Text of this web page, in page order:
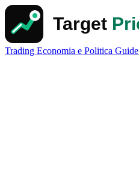
Trading Economia e Politica Guide